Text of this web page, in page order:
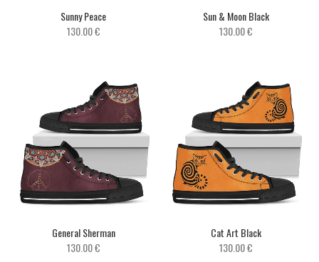
Sunny Peace
130.00 €
Sun & Moon Black
130.00 €
General Sherman
130.00 €
Cat Art Black
130.00 €